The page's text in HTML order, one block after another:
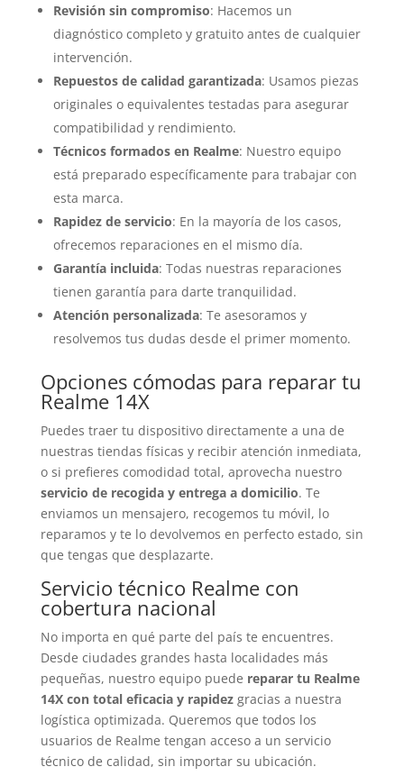
Revisión sin compromiso: Hacemos un
diagnóstico completo y gratuito antes de cualquier
intervención.
Repuestos de calidad garantizada: Usamos piezas
originales o equivalentes testadas para asegurar
compatibilidad y rendimiento.
Técnicos formados en Realme: Nuestro equipo
está preparado específicamente para trabajar con
esta marca.
Rapidez de servicio: En la mayoría de los casos,
ofrecemos reparaciones en el mismo día.
Garantía incluida: Todas nuestras reparaciones
tienen garantía para darte tranquilidad.
Atención personalizada: Te asesoramos y
resolvemos tus dudas desde el primer momento.
Opciones cómodas para reparar tu
Realme 14X
Puedes traer tu dispositivo directamente a una de
nuestras tiendas físicas y recibir atención inmediata,
o si prefieres comodidad total, aprovecha nuestro
servicio de recogida y entrega a domicilio. Te
enviamos un mensajero, recogemos tu móvil, lo
reparamos y te lo devolvemos en perfecto estado, sin
que tengas que desplazarte.
Servicio técnico Realme con
cobertura nacional
No importa en qué parte del país te encuentres.
Desde ciudades grandes hasta localidades más
pequeñas, nuestro equipo puede reparar tu Realme
14X con total eficacia y rapidezgracias a nuestra
logística optimizada. Queremos que todos los
usuarios de Realme tengan acceso a un servicio
técnico de calidad, sin importar su ubicación.